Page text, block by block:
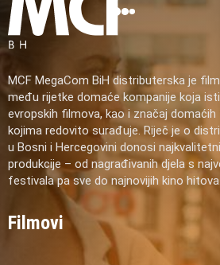
MCF MegaCom BiH distributerska je
među rijetke domaće kompanije koja
evropskih filmova, kao i značaj
kojima redovito surađuje. Riječ je o
u Bosni i Hercegovini donosi
produkcije – od nagrađivanih djela s
festivala pa sve do najnovijih kino hitova.
Filmovi